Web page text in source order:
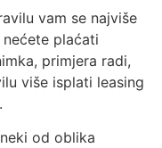
vam se najviše
plaćati
primjera radi,
više isplati leasing
od oblika